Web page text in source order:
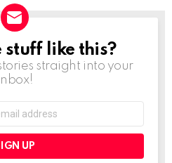
stuff like this?
straight into your